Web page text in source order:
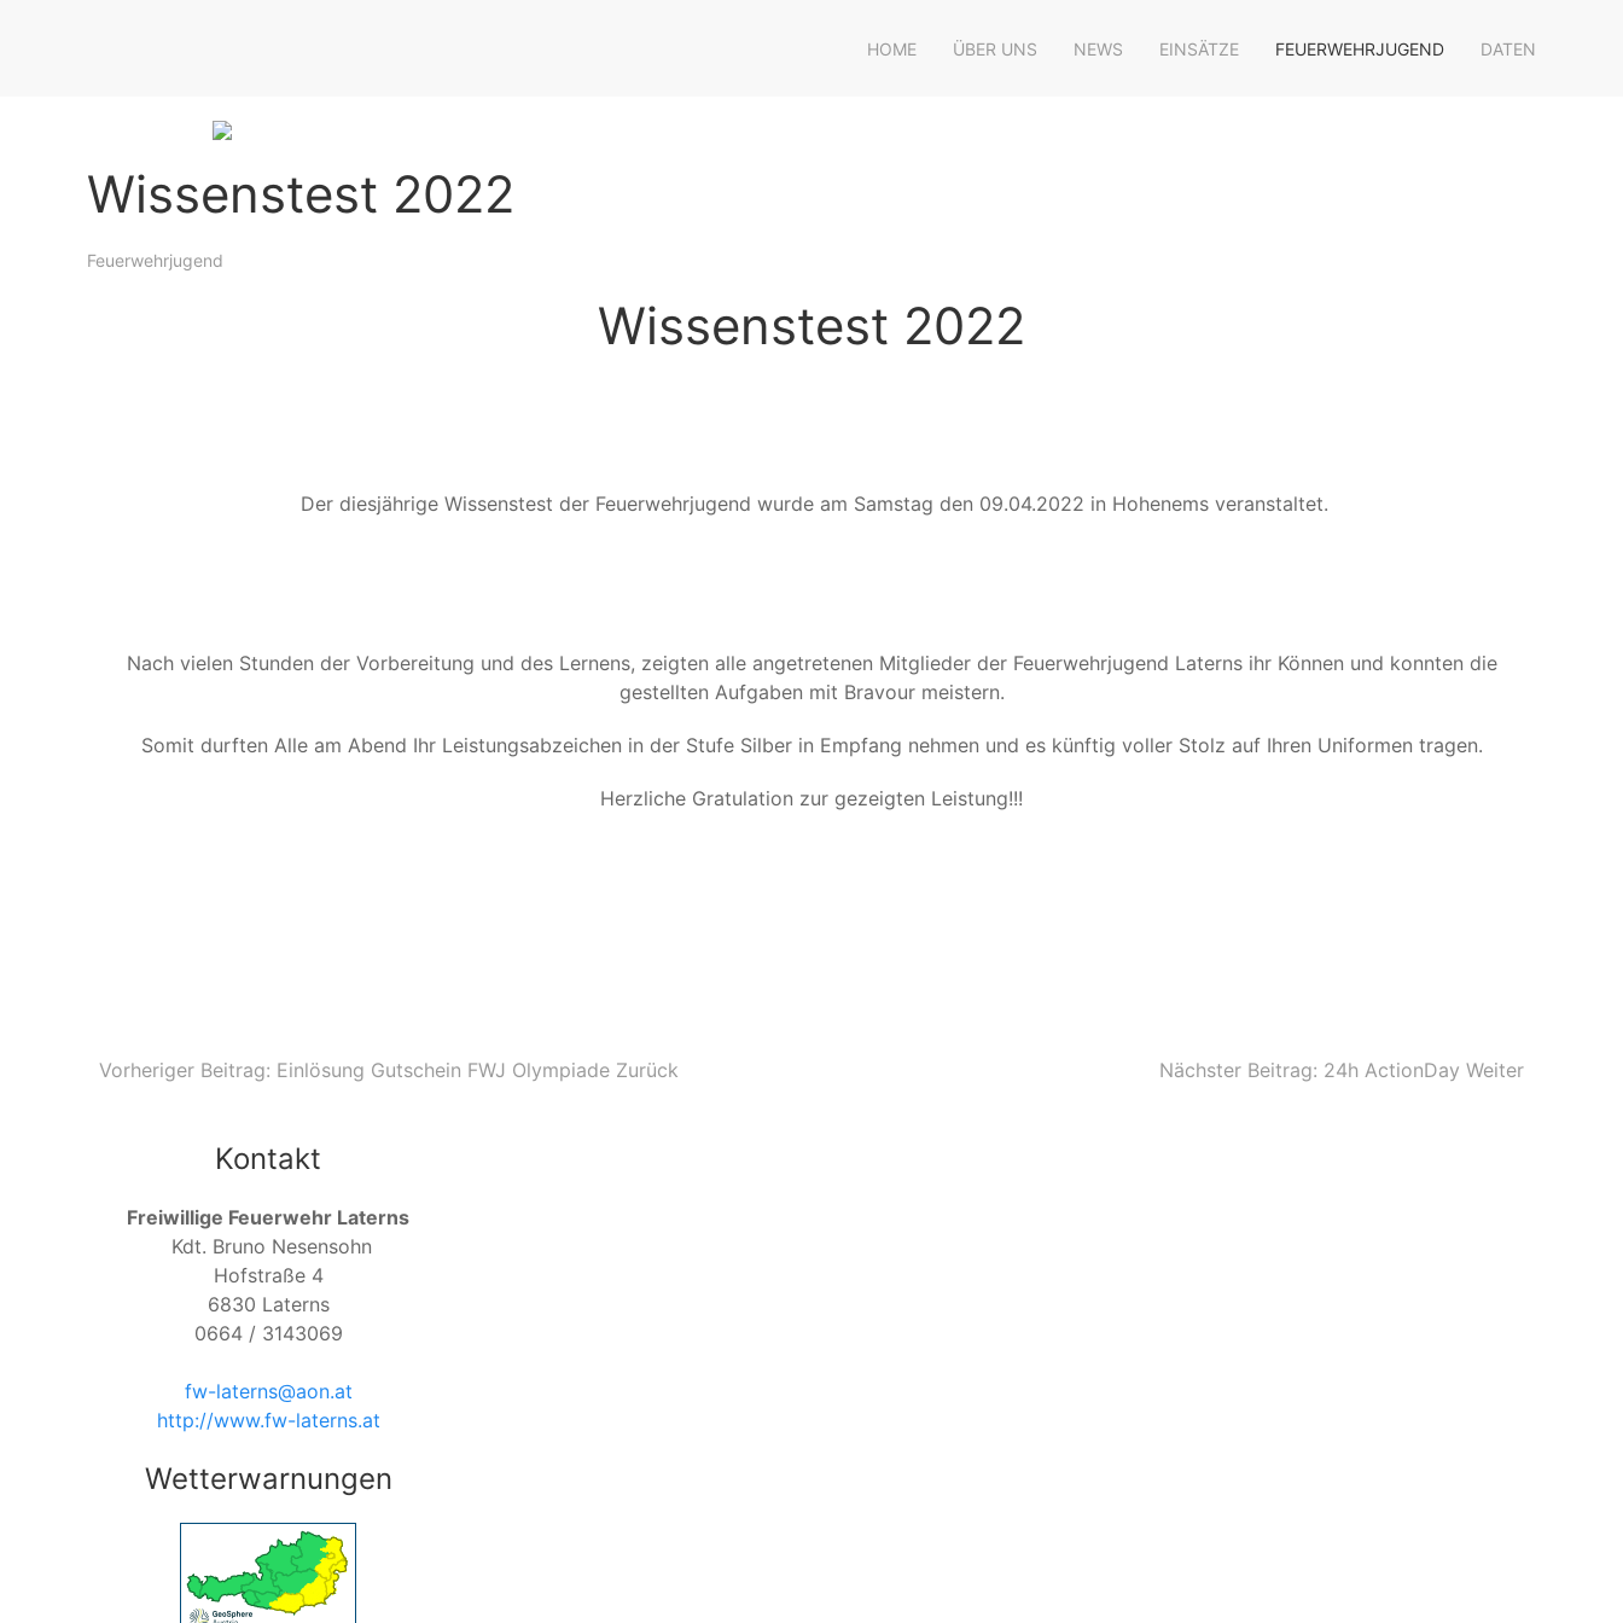
HOME ÜBER UNS NEWS EINSÄTZE FEUERWEHRJUGEND DATEN
Wissenstest 2022
Feuerwehrjugend
Wissenstest 2022
Der diesjährige Wissenstest der Feuerwehrjugend wurde am Samstag den 09.04.2022 in Hohenems veranstaltet.
Nach vielen Stunden der Vorbereitung und des Lernens, zeigten alle angetretenen Mitglieder der Feuerwehrjugend Laterns ihr Können und konnten die
gestellten Aufgaben mit Bravour meistern.
Somit durften Alle am Abend Ihr Leistungsabzeichen in der Stufe Silber in Empfang nehmen und es künftig voller Stolz auf Ihren Uniformen tragen.
Herzliche Gratulation zur gezeigten Leistung!!!
Vorheriger Beitrag: Einlösung Gutschein FWJ Olympiade Zurück Nächster Beitrag: 24h ActionDay Weiter
Kontakt
Freiwillige Feuerwehr Laterns
Kdt. Bruno Nesensohn
Hofstraße 4
6830 Laterns
0664 / 3143069
fw-laterns@aon.at
http://www.fw-laterns.at
Wetterwarnungen